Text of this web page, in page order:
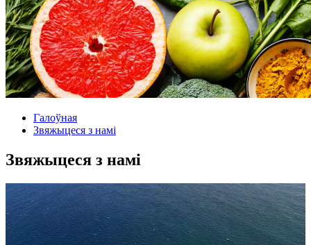
Галоўная
Звяжыцеся з намі
Звяжыцеся з намі